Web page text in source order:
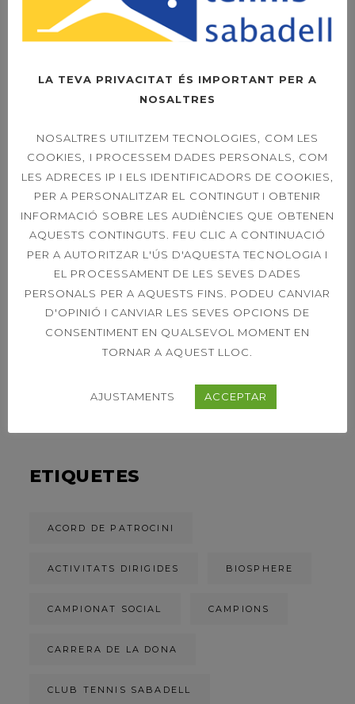
SOPAR SOCIAL –
FOTOS
SABADELL –
DIUMENGE LA FINAL
OPEN LEXUS
SABADELL – ORDER
OF PLAY SINGLES &
DOUBLES 21ST
TENNIS
ETIQUETES
ACORD DE PATROCINI
ACTIVITATS DIRIGIDES BIOSPHERE
CAMPIONAT SOCIAL CAMPIONS
CARRERA DE LA DONA
CLUB TENNIS SABADELL
LA TEVA PRIVACITAT ÉS IMPORTANT PER A
NOSALTRES
NOSALTRES UTILITZEM TECNOLOGIES, COM LES
COOKIES, I PROCESSEM DADES PERSONALS, COM
LES ADRECES IP I ELS IDENTIFICADORS DE COOKIES,
PER A PERSONALITZAR EL CONTINGUT I OBTENIR
INFORMACIÓ SOBRE LES AUDIÈNCIES QUE OBTENEN
AQUESTS CONTINGUTS. FEU CLIC A CONTINUACIÓ
PER A AUTORITZAR L'ÚS D'AQUESTA TECNOLOGIA I
EL PROCESSAMENT DE LES SEVES DADES
PERSONALS PER A AQUESTS FINS. PODEU CANVIAR
D'OPINIÓ I CANVIAR LES SEVES OPCIONS DE
CONSENTIMENT EN QUALSEVOL MOMENT EN
TORNAR A AQUEST LLOC.
AJUSTAMENTS ACCEPTAR